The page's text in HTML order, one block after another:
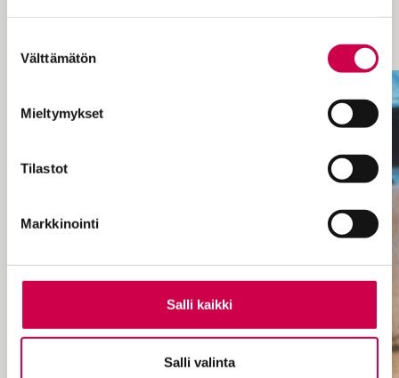
valinta
Välttämätön
Mieltymykset
Tilastot
Markkinointi
Salli kaikki
Salli valinta